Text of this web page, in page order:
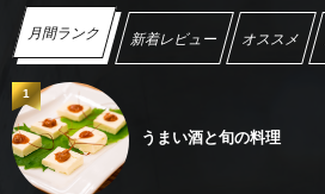
月間ランク 新着レビュー オススメ
うまい酒と旬の料理
1